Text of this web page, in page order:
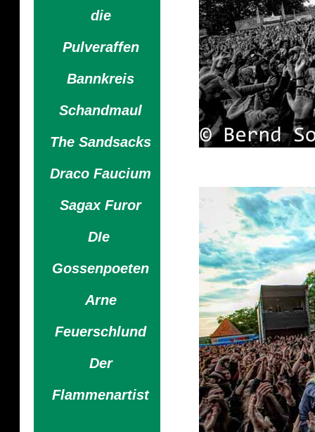
die
Pulveraffen
Bannkreis
Schandmaul
The Sandsacks
Draco Faucium
Sagax Furor
DIe
Gossenpoeten
Arne
Feuerschlund
Der
Flammenartist